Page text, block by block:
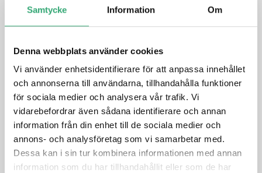
Samtycke Information Om
Denna webbplats använder cookies
Vi använder enhetsidentifierare för att anpassa innehållet
och annonserna till användarna, tillhandahålla funktioner
för sociala medier och analysera vår trafik. Vi
vidarebefordrar även sådana identifierare och annan
information från din enhet till de sociala medier och
annons- och analysföretag som vi samarbetar med.
Dessa kan i sin tur kombinera informationen med annan
information som du har tillhandahållit eller som de har
• Compatible with all Jetson Orin Nano / Orin NX modules
• Up to 20/40 TOPS of AI performance
128GB M.2 2242 NVMe
• Supports recovery and backup function
• Supports Innodisk Out-of-Band Remote Management
Module (optional)
• Operating temperature -25°C ~ +80°C
DATASHEET